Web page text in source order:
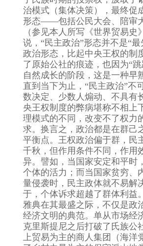
治模式（集体决策），最终促
形态——包括公民大会、陪审
（参见本人所写《世界贸易史
说，“民主政治”形态并不是“最
政治形态，比起中央王权的制
了原始公社的痕迹，也因为“
自然成长的阶段，这是一种早
直到当下为止，“民主政治”不
数决定、少数人煽动、不具有
央王权制度的弊病堪称不相上
理模式的不同，改变不了权力
求。换言之，政治都是在群己
平衡点。王权政治偏于群，民
千秋，但作用条件不同，作用
异。譬如，当国家安定和平时
个体的活力；而当国家贫穷、
量侵袭时，民主政体就不易解
于，个体诉求超越了群体利益。
雅典在其最盛之际，不仅是政
经济文明的典范。单从市场经
克里斯提尼之后打破了氏族公
上贸易为主的商人集团（海洋